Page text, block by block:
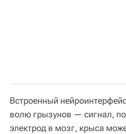
Встроенный
волю грызунов — сигнал,
электрод в мозг, крыса